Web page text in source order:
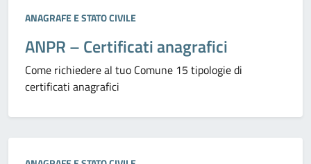
Categoria:
ANAGRAFE E STATO CIVILE
ANPR – Certificati anagrafici
Come richiedere al tuo Comune 15 tipologie di
certificati anagrafici